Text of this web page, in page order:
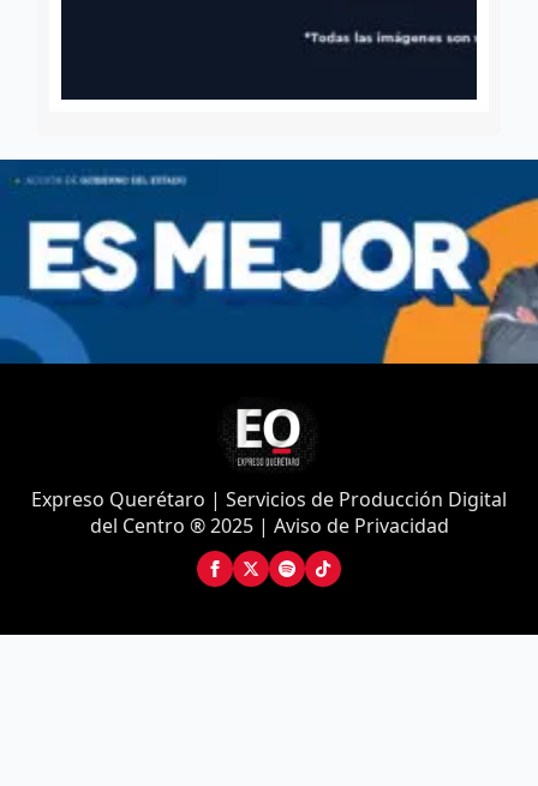
Expreso Querétaro | Servicios de Producción Digital
del Centro ® 2025 | Aviso de Privacidad